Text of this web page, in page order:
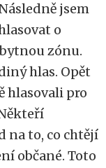
jsem
o
zónu.
hlas. Opět
hlasovali pro
na to, co chtějí
občané. Toto